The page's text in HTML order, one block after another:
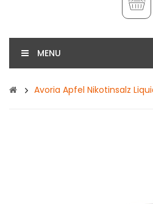
MENU
Avoria Apfel Nikotinsalz